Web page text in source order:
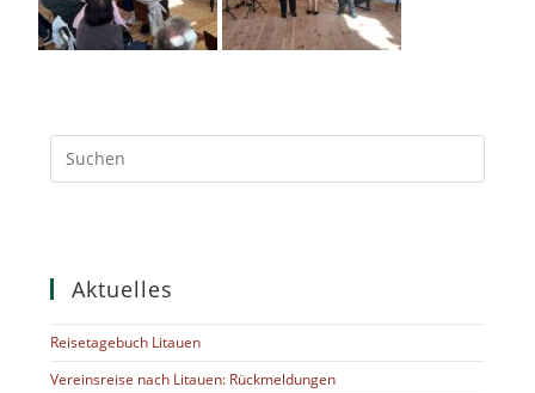
Aktuelles
Reisetagebuch Litauen
Vereinsreise nach Litauen: Rückmeldungen